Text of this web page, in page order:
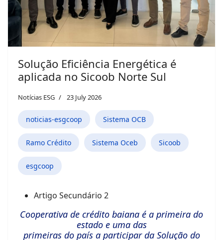
Solução Eficiência Energética é
aplicada no Sicoob Norte Sul
Notícias ESG 23 July 2026
noticias-esgcoop Sistema OCB
Ramo Crédito Sistema Oceb Sicoob
esgcoop
Artigo Secundário 2
Cooperativa de crédito baiana é a primeira do
estado e uma das
primeiras do país a participar da Solução do